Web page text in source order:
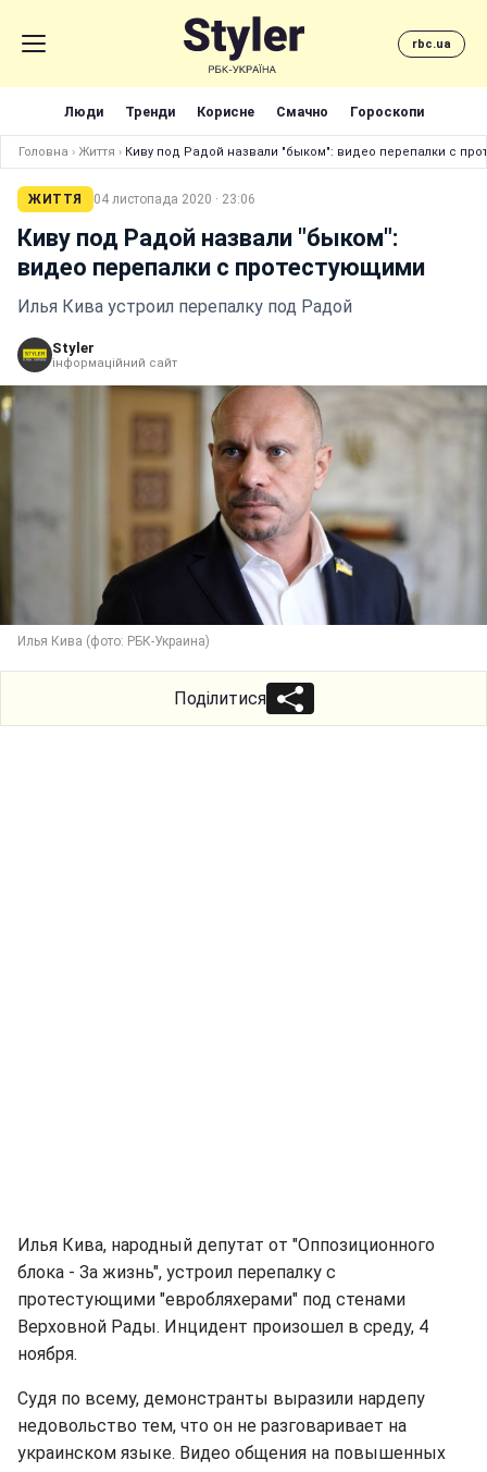
rbc.ua
Люди Тренди Корисне Смачно Гороскопи
Головна › Життя › Киву под Радой назвали "быком": видео перепалки с
ЖИТТЯ 04 листопада 2020 · 23:06
Киву под Радой назвали "быком":
видео перепалки с протестующими
Илья Кива устроил перепалку под Радой
Styler
інформаційний сайт
Илья Кива (фото: РБК-Украина)
Поділитися
Илья Кива, народный депутат от "Оппозиционного
блока - За жизнь", устроил перепалку с
протестующими "евробляхерами" под стенами
Верховной Рады. Инцидент произошел в среду, 4
ноября.
Судя по всему, демонстранты выразили нардепу
недовольство тем, что он не разговаривает на
украинском языке. Видео общения на повышенных